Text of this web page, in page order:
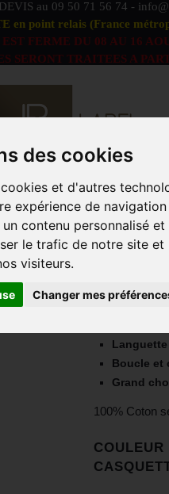
des cookies
et d'autres
expérience de
contenu personnalisé
le trafic de notre site
visiteurs.
Changer mes
au 09 50 71 56 74 -
en point relais (France
FERME DU 08 AU 16
SERONT TRAITEES A
PEIGNOIRS DUO
MARQUES
ADULTE > Casquettes
Casquette
Boucle et
Grand
100% Coton
COULEUR